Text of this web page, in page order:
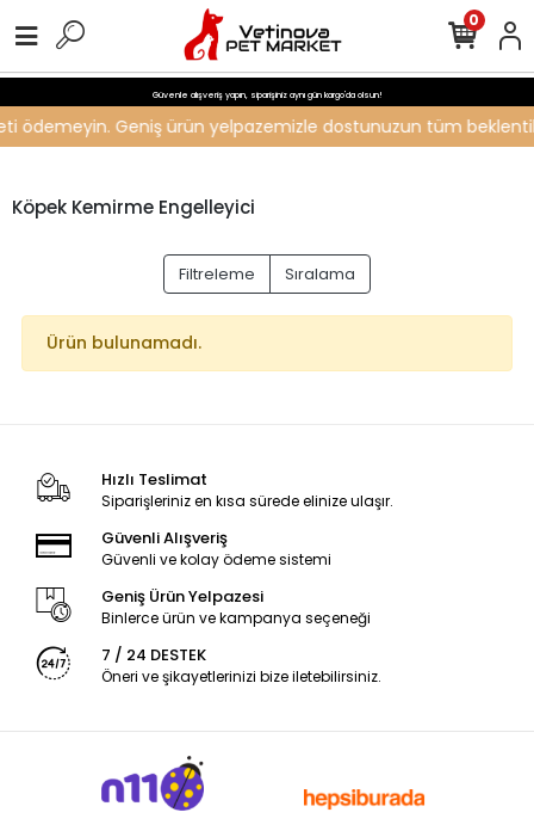
Güvenle alışveriş yapın, siparişiniz aynı gün kargo'da olsun!
ödemeyin. Geniş ürün yelpazemizle dostunuzun tüm
0
Köpek Kemirme Engelleyici
Filtreleme Sıralama
Ürün bulunamadı.
Hızlı Teslimat
Siparişleriniz en kısa sürede elinize ulaşır.
Güvenli Alışveriş
Güvenli ve kolay ödeme sistemi
Geniş Ürün Yelpazesi
Binlerce ürün ve kampanya seçeneği
7 / 24 DESTEK
Öneri ve şikayetlerinizi bize iletebilirsiniz.